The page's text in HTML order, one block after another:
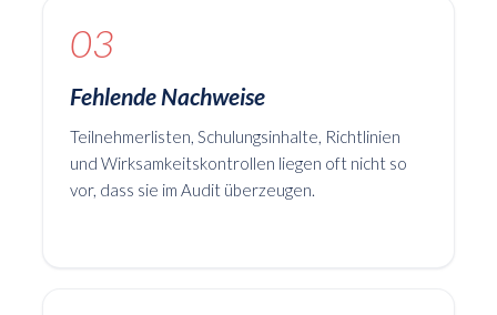
03
Fehlende Nachweise
Teilnehmerlisten, Schulungsinhalte, Richtlinien
und Wirksamkeitskontrollen liegen oft nicht so
vor, dass sie im Audit überzeugen.